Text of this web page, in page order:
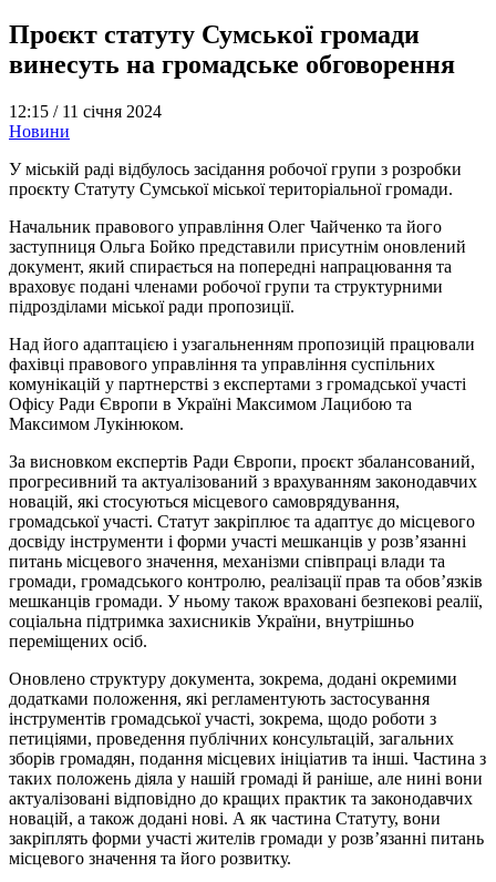
Проєкт статуту Сумської громади
винесуть на громадське обговорення
12:15 / 11 січня 2024
Новини
У міській раді відбулось засідання робочої групи з розробки
проєкту Статуту Сумської міської територіальної громади.
Начальник правового управління Олег Чайченко та його
заступниця Ольга Бойко представили присутнім оновлений
документ, який спирається на попередні напрацювання та
враховує подані членами робочої групи та структурними
підрозділами міської ради пропозиції.
Над його адаптацією і узагальненням пропозицій працювали
фахівці правового управління та управління суспільних
комунікацій у партнерстві з експертами з громадської участі
Офісу Ради Європи в Україні Максимом Лацибою та
Максимом Лукінюком.
За висновком експертів Ради Європи, проєкт збалансований,
прогресивний та актуалізований з врахуванням законодавчих
новацій, які стосуються місцевого самоврядування,
громадської участі. Статут закріплює та адаптує до місцевого
досвіду інструменти і форми участі мешканців у розв’язанні
питань місцевого значення, механізми співпраці влади та
громади, громадського контролю, реалізації прав та обов’язків
мешканців громади. У ньому також враховані безпекові реалії,
соціальна підтримка захисників України, внутрішньо
переміщених осіб.
Оновлено структуру документа, зокрема, додані окремими
додатками положення, які регламентують застосування
інструментів громадської участі, зокрема, щодо роботи з
петиціями, проведення публічних консультацій, загальних
зборів громадян, подання місцевих ініціатив та інші. Частина з
таких положень діяла у нашій громаді й раніше, але нині вони
актуалізовані відповідно до кращих практик та законодавчих
новацій, а також додані нові. А як частина Статуту, вони
закріплять форми участі жителів громади у розв’язанні питань
місцевого значення та його розвитку.